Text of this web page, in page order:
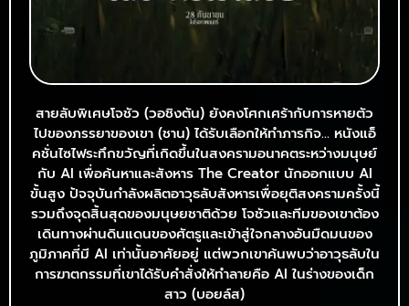
สายลับพิเศษโจชัว (วอชิงตัน) ยังคงโศกเศร้ากับการหายตัว
ไปของภรรยาของเขา (ชาน) ได้รับเลือกให้ทำภารกิจ… หนังแอ็
คชั่นไซไฟระทึกขวัญที่เกิดขึ้นในสงครามอนาคตระหว่างมนุษย์
กับ AI เพื่อค้นหาและสังหาร The Creator นักออกแบบ AI
ขั้นสูง ปัจจุบันกำลังผลิตอาวุธลับสังหารเพื่อยุติสงครามครั้งนี้
รวมถึงจุดสิ้นสุดของมนุษยชาติด้วย โจชัวและทีมของเขาต้อง
เดินทางผ่านดินแดนของศัตรูและเข้าสู่ใจกลางอันมืดมนของ
ภูมิภาคที่มี AI เท่านั้นอาศัยอยู่ แต่พวกเขาค้นพบว่าอาวุธลับใน
การฆาตกรรมที่เขาได้รับคำสั่งให้ทำลายคือ AI ในร่างของเด็ก
สาว (บอยล์ส)